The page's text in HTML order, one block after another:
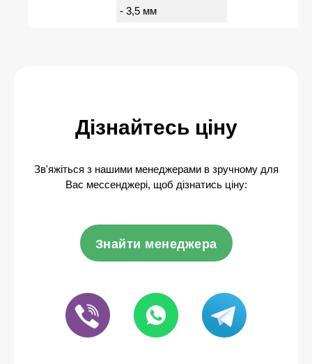
- 3,5 мм
Дізнайтесь ціну
Зв'яжіться з нашими менеджерами в зручному для
Вас мессенджері, щоб дізнатись ціну:
Знайти менеджера